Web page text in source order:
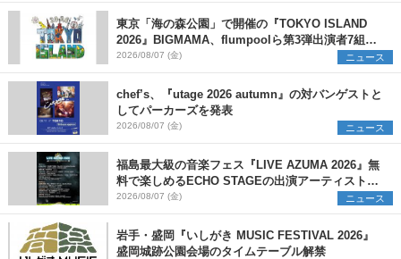
東京「海の森公園」で開催の『TOKYO ISLAND
2026』BIGMAMA、flumpoolら第3弾出演者7組を
発表 ワークショップ・アート出展者を募集
2026/08/07 (金) ニュース
chef’s、『utage 2026 autumn』の対バンゲストと
してパーカーズを発表
2026/08/07 (金) ニュース
福島最大級の音楽フェス『LIVE AZUMA 2026』無
料で楽しめるECHO STAGEの出演アーティストを
発表
2026/08/07 (金) ニュース
岩手・盛岡『いしがき MUSIC FESTIVAL 2026』
盛岡城跡公園会場のタイムテーブル解禁